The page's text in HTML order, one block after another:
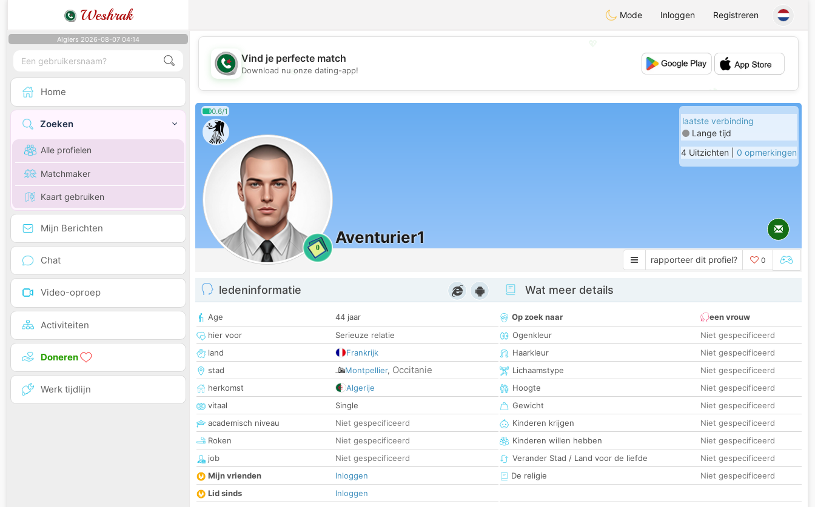
Weshrak Mode Inloggen Registreren
Algiers 2026-08-07 04:14
Home
Zoeken
Alle profielen
Matchmaker
Kaart gebruiken
Mijn Berichten
Chat
Video-oproep
Activiteiten
Doneren
Werk tijdlijn
💖
💕
Vind je perfecte match
Download nu onze dating-app!
0.6/1
0
Aventurier1
laatste verbinding
Lange tijd
4 Uitzichten | 0 opmerkingen
rapporteer dit profiel? 0
ledeninformatie
Age
44 jaar
hier voor
Serieuze relatie
land
Frankrijk
stad
Montpellier, Occitanie
herkomst
Algerije
vitaal
Single
academisch niveau
Niet gespecificeerd
Roken
Niet gespecificeerd
job
Niet gespecificeerd
Mijn vrienden
Inloggen
Lid sinds
Inloggen
Wat meer details
Op zoek naar
een vrouw
Ogenkleur
Niet gespecificeerd
Haarkleur
Niet gespecificeerd
Lichaamstype
Niet gespecificeerd
Hoogte
Niet gespecificeerd
Gewicht
Niet gespecificeerd
Kinderen krijgen
Niet gespecificeerd
Kinderen willen hebben
Niet gespecificeerd
Verander Stad / Land voor de liefde
Niet gespecificeerd
De religie
Niet gespecificeerd